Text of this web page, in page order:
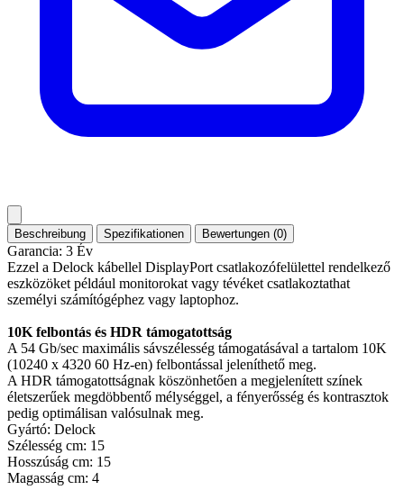
Beschreibung Spezifikationen Bewertungen (0)
Garancia: 3 Év
Ezzel a Delock kábellel DisplayPort csatlakozófelülettel rendelkező
eszközöket például monitorokat vagy tévéket csatlakoztathat
személyi számítógéphez vagy laptophoz.
10K felbontás és HDR támogatottság
A 54 Gb/sec maximális sávszélesség támogatásával a tartalom 10K
(10240 x 4320 60 Hz-en) felbontással jeleníthető meg.
A HDR támogatottságnak köszönhetően a megjelenített színek
életszerűek megdöbbentő mélységgel, a fényerősség és kontrasztok
pedig optimálisan valósulnak meg.
Gyártó: Delock
Szélesség cm: 15
Hosszúság cm: 15
Magasság cm: 4